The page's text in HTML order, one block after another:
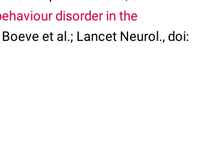
disorder in the
Boeve et al.; Lancet Neurol., doi: